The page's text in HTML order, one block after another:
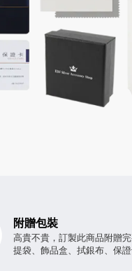
附贈包裝
高貴不貴，訂製此商品附贈
提袋、飾品盒、拭銀布、保